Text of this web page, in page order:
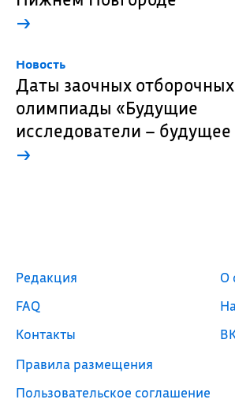
→
Новость
Даты заочных
олимпиады «Будущие
исследователи – будущее
→
Редакция
FAQ
Контакты
Правила размещения
Пользовательское соглашение
О